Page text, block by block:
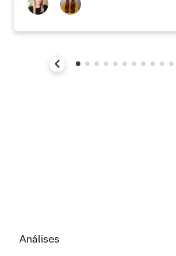
Análises